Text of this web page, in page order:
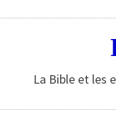
La Bible et les